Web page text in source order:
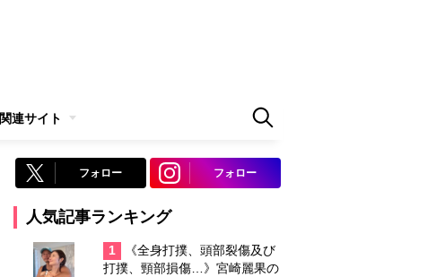
関連サイト
フォロー フォロー
人気記事ランキング
1
《全身打撲、頭部裂傷及び
打撲、頸部損傷…》宮崎麗果の